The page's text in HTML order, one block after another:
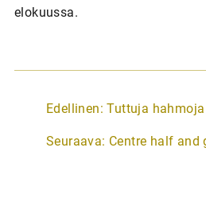
elokuussa.
A
t
Edellinen: Tuttuja hahmoja
Seuraava: Centre half and